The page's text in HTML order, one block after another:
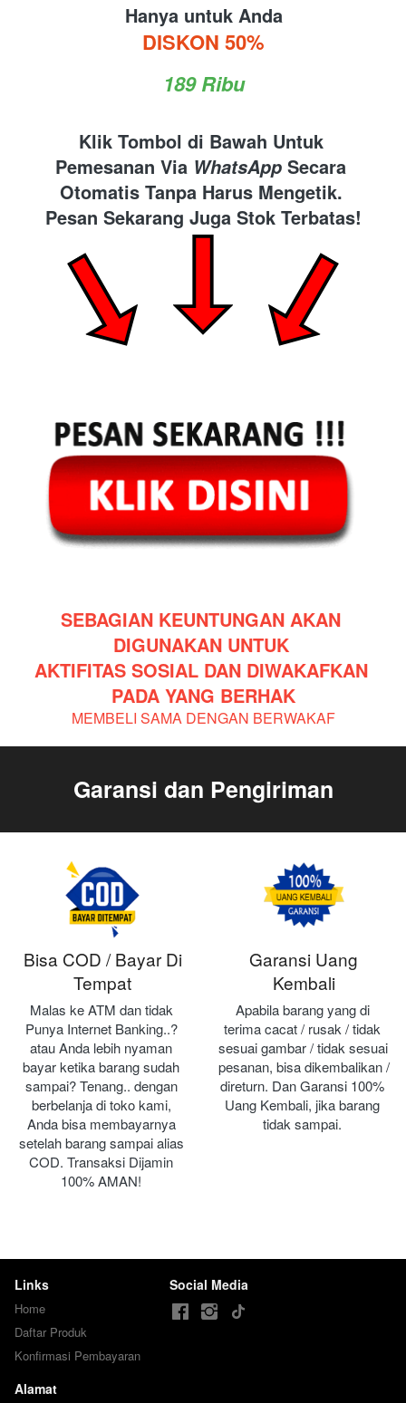
Hanya untuk Anda
DISKON 50%
189 Ribu
Klik Tombol di Bawah Untuk
Pemesanan Via WhatsApp Secara
Otomatis Tanpa Harus Mengetik.
Pesan Sekarang Juga Stok Terbatas!
SEBAGIAN KEUNTUNGAN AKAN
DIGUNAKAN UNTUK
AKTIFITAS SOSIAL DAN DIWAKAFKAN
PADA YANG BERHAK
MEMBELI SAMA DENGAN BERWAKAF
Garansi dan Pengiriman
Bisa COD / Bayar Di
Tempat
Malas ke ATM dan tidak
Punya Internet Banking..?
atau Anda lebih nyaman
bayar ketika barang sudah
sampai? Tenang.. dengan
berbelanja di toko kami,
Anda bisa membayarnya
setelah barang sampai alias
COD. Transaksi Dijamin
100% AMAN!
Garansi Uang
Kembali
Apabila barang yang di
terima cacat / rusak / tidak
sesuai gambar / tidak sesuai
pesanan, bisa dikembalikan /
direturn. Dan Garansi 100%
Uang Kembali, jika barang
tidak sampai.
Links
Home
Daftar Produk
Konfirmasi Pembayaran
Social Media
Alamat